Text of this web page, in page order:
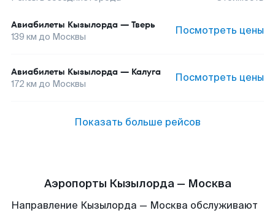
Авиабилеты Кызылорда — Тверь
139 км до Москвы Посмотреть цены
Авиабилеты Кызылорда — Калуга
172 км до Москвы Посмотреть цены
Показать больше рейсов
Аэропорты Кызылорда — Москва
Направление Кызылорда — Москва обслуживают